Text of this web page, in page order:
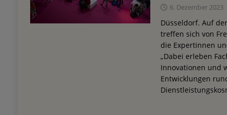
6. Dezember 2023
Düsseldorf. Auf der
treffen sich von
die Expertinnen
„Dabei erleben
Innovationen und
Entwicklungen